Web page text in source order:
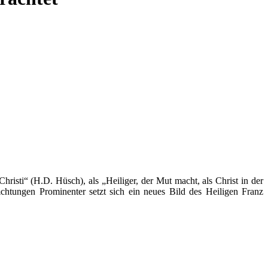
(H.D. Hüsch), als „Heiliger, der Mut macht, als Christ in der
Prominenter setzt sich ein neues Bild des Heiligen Franz